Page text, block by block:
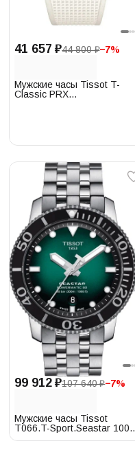
41 657 ₽44 800 ₽−7%
Мужские часы Tissot T-
Classic PRX
99 912 ₽107 640 ₽−7%
Мужские часы Tissot
T066.T-Sport.Seastar 1000